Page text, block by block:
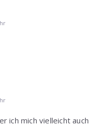
ich mich vielleicht auch